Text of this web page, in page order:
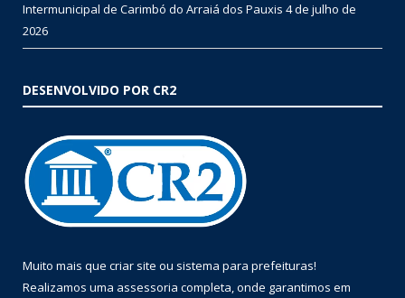
Intermunicipal de Carimbó do Arraiá dos Pauxis 4 de julho de
2026
DESENVOLVIDO POR CR2
Muito mais que criar site ou sistema para prefeituras!
Realizamos uma assessoria completa, onde garantimos em